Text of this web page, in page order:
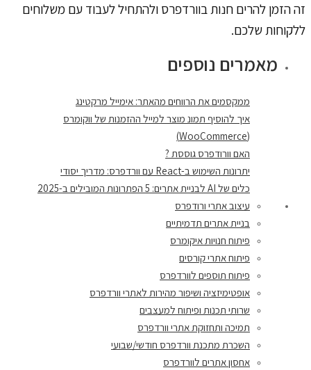
זה הזמן להרים חנות בוורדפרס ולהתחיל לעבוד עם משלוחים
ללקוחות שלכם.
מאמרים נוספים
ממקסמים את הרווחים מהאתר: אימייל מרקטינג
איך להוסיף תמונ מוצר למייל ההזמנות של ווקומרס
(WooCommerce)
האם וורודפרס גוססת ?
יתרונות השימוש ב-React עם וורדפרס: מדריך יסודי
כלים של AI לבניית אתרים: 5 הפתרונות המובילים ב-2025
עיצוב אתרי ורודפרס
בניית אתרים תדמיתיים
פיתוח חנויות איקומרס
פיתוח אתרי קורסים
פיתוח תוספים לוורדפרס
אופטימיזציה ושיפור מהירות לאתרי וורדפרס
שרותי תכנות ופיתוח למעצבים
תמיכה ותחזוקת אתרי וורדפרס
השכרת מתכנת וורדפרס חודשי/שבועי
אחסון אתרים לוורדפרס